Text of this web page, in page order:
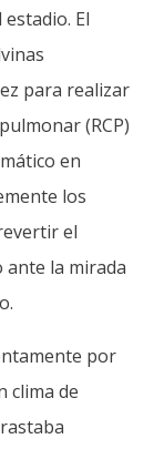
El
para realizar
(RCP)
en
los
el
ante la mirada
por
clima de